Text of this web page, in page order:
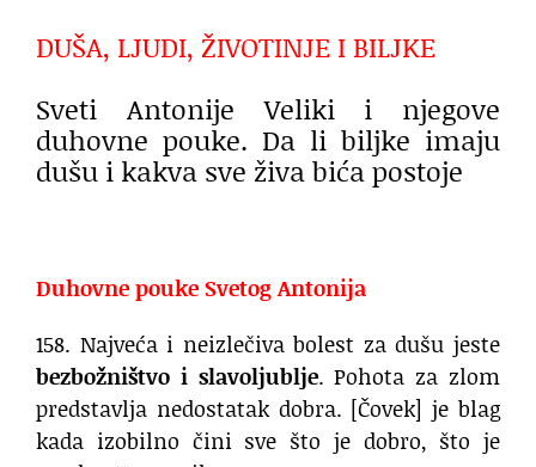
DUŠA, LJUDI, ŽIVOTINJE I BILJKE
Sveti Antonije Veliki i njegove
duhovne pouke. Da li biljke imaju
dušu i kakva sve živa bića postoje
Duhovne pouke Svetog Antonija
158. Najveća i neizlečiva bolest za dušu jeste
bezbožništvo i slavoljublje. Pohota za zlom
predstavlja nedostatak dobra. [Čovek] je blag
kada izobilno čini sve što je dobro, što je